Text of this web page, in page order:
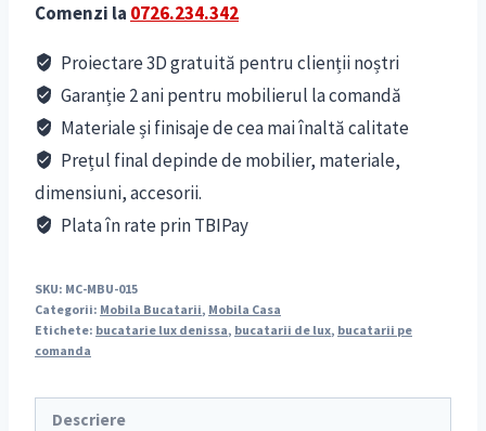
Comenzi la 0726.234.342
Proiectare 3D gratuită pentru clienții noștri
Garanție 2 ani pentru mobilierul la comandă
Materiale și finisaje de cea mai înaltă calitate
Prețul final depinde de mobilier, materiale,
dimensiuni, accesorii.
Plata în rate prin TBIPay
SKU: MC-MBU-015
Categorii: Mobila Bucatarii, Mobila Casa
Etichete: bucatarie lux denissa, bucatarii de lux, bucatarii pe
comanda
Descriere